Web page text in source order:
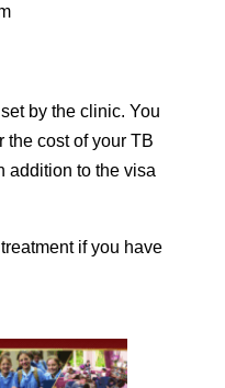
by the clinic. You
the cost of your TB
addition to the visa
if you have